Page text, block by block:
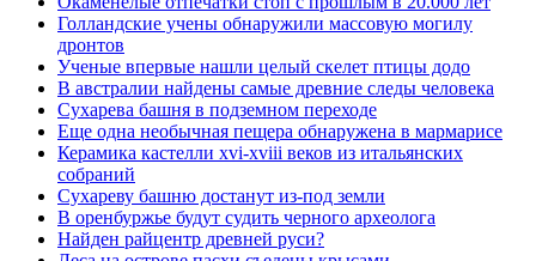
Голландские учены обнаружили массовую могилу
дронтов
Ученые впервые нашли целый скелет птицы додо
В австралии найдены самые древние следы человека
Сухарева башня в подземном переходе
Еще одна необычная пещера обнаружена в мармарисе
Керамика кастелли xvi-xviii веков из итальянских
собраний
Сухареву башню достанут из-под земли
В оренбуржье будут судить черного археолога
Найден райцентр древней руси?